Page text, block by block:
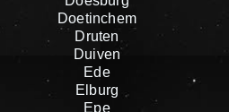
Doetinchem
Druten
Duiven
Ede
Elburg
Epe